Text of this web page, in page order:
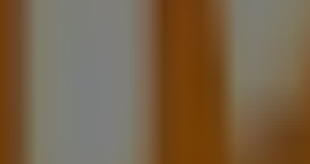
, y en ella encontrarás una amplia gama de
, como los horarios de apertura,
, donde podrás descubrir las promociones
para disfrutar de una experiencia
mejores ofertas de